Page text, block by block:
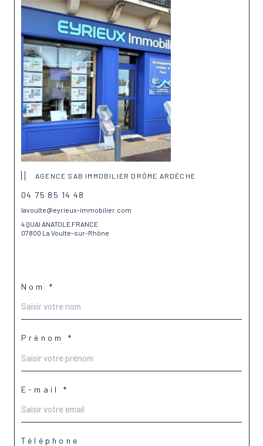
AGENCE SAB IMMOBILIER DRÔME ARDÈCHE
04 75 85 14 48
lavoulte@eyrieux-immobilier.com
4 QUAI ANATOLE FRANCE
07800 La Voulte-sur-Rhône
Nom *
Prénom *
E-mail *
Téléphone